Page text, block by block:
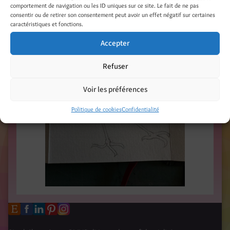
comportement de navigation ou les ID uniques sur ce site. Le fait de ne pas
consentir ou de retirer son consentement peut avoir un effet négatif sur certaines
caractéristiques et fonctions.
Accepter
Refuser
Voir les préférences
Politique de cookiesConfidentialité